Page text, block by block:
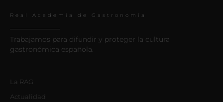
Real Academia de Gastronomía
Trabajamos para difundir y proteger la cultura
gastronómica española.
La RAG
Actualidad